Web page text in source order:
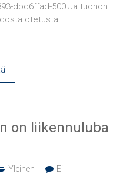
dbd6ffad-500 Ja tuohon
otetusta
on liikennuluba
Yleinen
Ei